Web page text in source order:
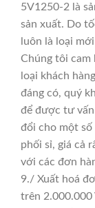
5V1250-2 là
sản xuất. Do
luôn là loại
Chúng tôi cam
loại khách
đáng có, quý
để được tư
đổi cho một số
phối sỉ, giá cả
với các đơn
9./ Xuất hoá
trên 2.000.000